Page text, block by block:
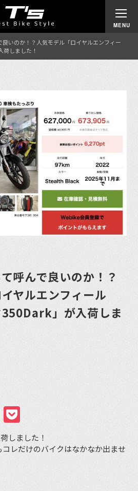
良いのか！？人気モデル「ロイヤルエンフィー
しました！
呼んで良いのか！？
ヤルエンフィール
350Dark」が入荷しま
Line
しました！
レだけのバイクはなかなか出ませ